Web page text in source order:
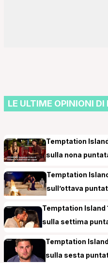
LE ULTIME OPINIONI DI
Temptation
sulla nona
Temptation
sull’ottava
Temptation Island
sulla settima
Temptation Island
sulla sesta